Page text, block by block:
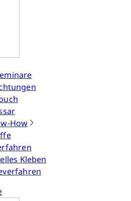
How
Kleben